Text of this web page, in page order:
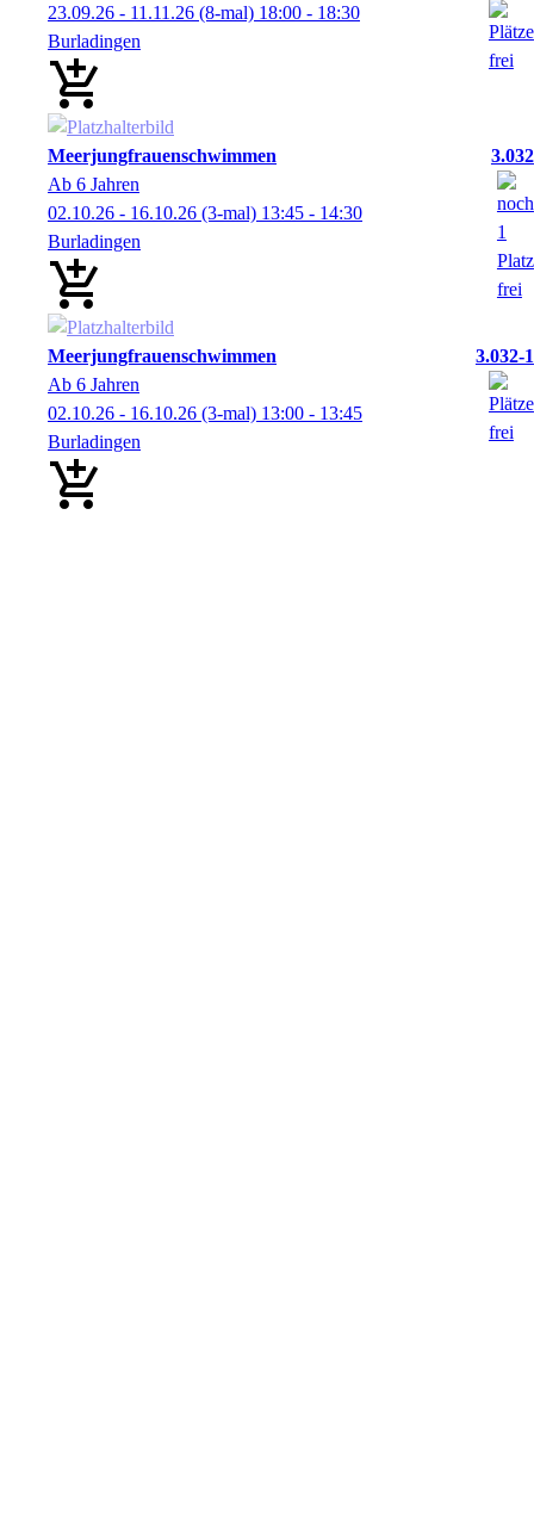
23.09.26 - 11.11.26 (8-mal) 18:00 - 18:30
Burladingen
Meerjungfrauenschwimmen
3.032
Ab 6 Jahren
02.10.26 - 16.10.26 (3-mal) 13:45 - 14:30
Burladingen
Meerjungfrauenschwimmen
3.032-1
Ab 6 Jahren
02.10.26 - 16.10.26 (3-mal) 13:00 - 13:45
Burladingen